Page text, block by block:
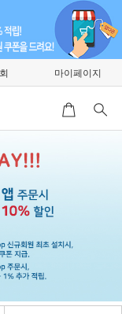
마이페이지